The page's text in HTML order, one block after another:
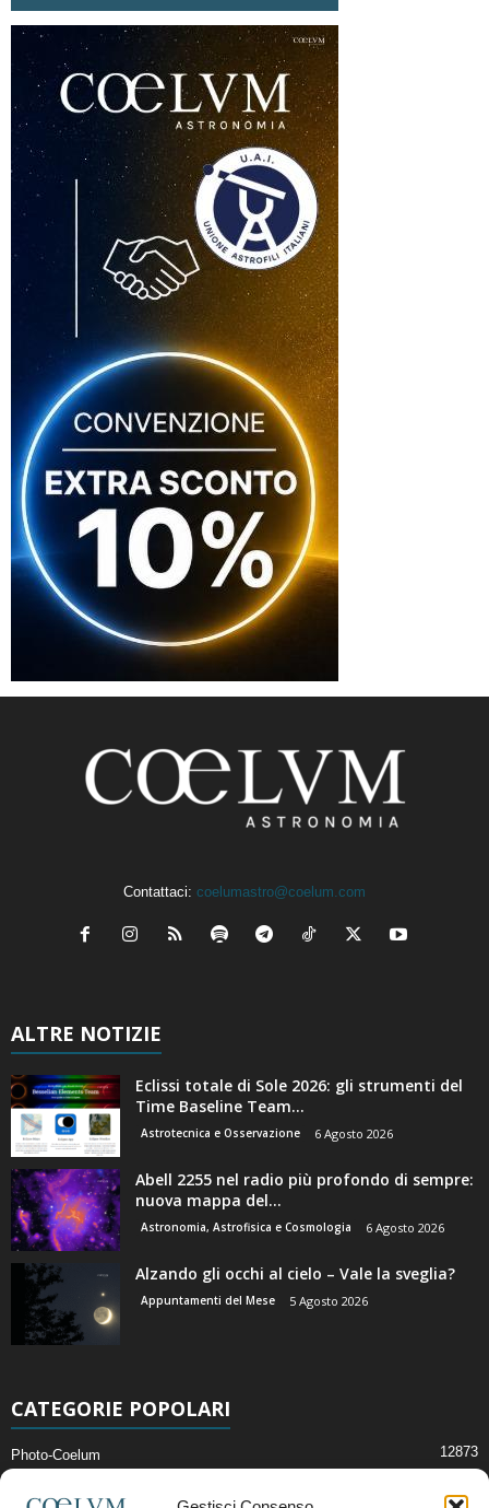
Contattaci: coelumastro@coelum.com
ALTRE NOTIZIE
Eclissi totale di Sole 2026: gli strumenti del
Time Baseline Team...
Astrotecnica e Osservazione 6 Agosto 2026
Abell 2255 nel radio più profondo di sempre:
nuova mappa del...
Astronomia, Astrofisica e Cosmologia 6 Agosto 2026
Alzando gli occhi al cielo – Vale la sveglia?
Appuntamenti del Mese 5 Agosto 2026
CATEGORIE POPOLARI
Photo-Coelum 12873